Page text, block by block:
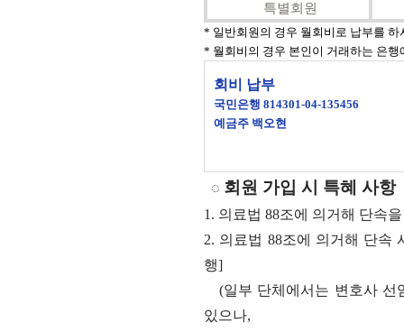
특별회원
* 일반회원의 경우 월회비로 납부를
* 월회비의 경우 본인이 거래하는 은
회비 납부
국민은행 814301-04-135456
예금주 백오현
◌ 회원 가입 시 특혜 사항
1. 의료법 88조에 의거해 단속
2. 의료법 88조에 의거해 단속
행]
(일부 단체에서는 변호사 선
있으나,